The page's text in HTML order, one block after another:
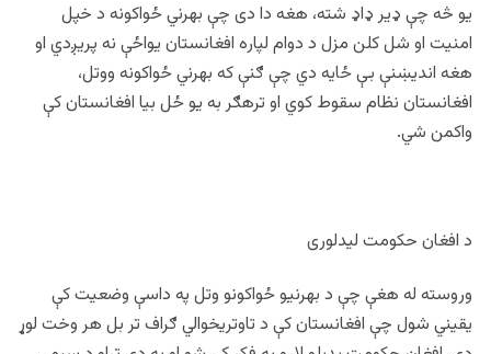
یو څه چې ډیر ډاډ شته، هغه دا دی چې بهرني ځواکونه د خپل
امنیت او شل کلن مزل د دوام لپاره افغانستان یواځې نه پریږدي او
هغه اندیښنې بې ځایه دي چې ګنې که بهرني ځواکونه ووتل،
افغانستان نظام سقوط کوي او ترهګر به یو ځل بیا افغانستان کې
واکمن شي.
د افغان حکومت لیدلوری
وروسته له هغې چې د بهرنیو ځواکونو وتل په داسې وضعیت کې
یقیني شول چې افغانستان کې د تاوتریخوالي ګراف تر بل هر وخت لوړ